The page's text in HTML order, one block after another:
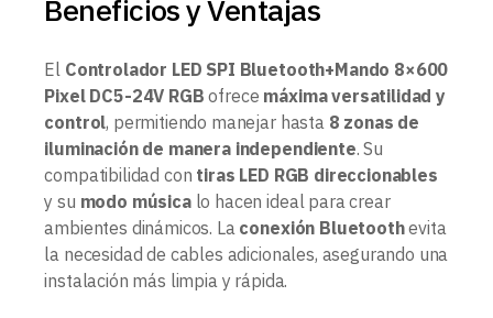
Beneficios y Ventajas
El Controlador LED SPI Bluetooth+Mando 8×600
Pixel DC5-24V RGB ofrece máxima versatilidad y
control, permitiendo manejar hasta 8 zonas de
iluminación de manera independiente. Su
compatibilidad con tiras LED RGB direccionables
y su modo músicalo hacen ideal para crear
ambientes dinámicos. La conexión Bluetoothevita
la necesidad de cables adicionales, asegurando una
instalación más limpia y rápida.